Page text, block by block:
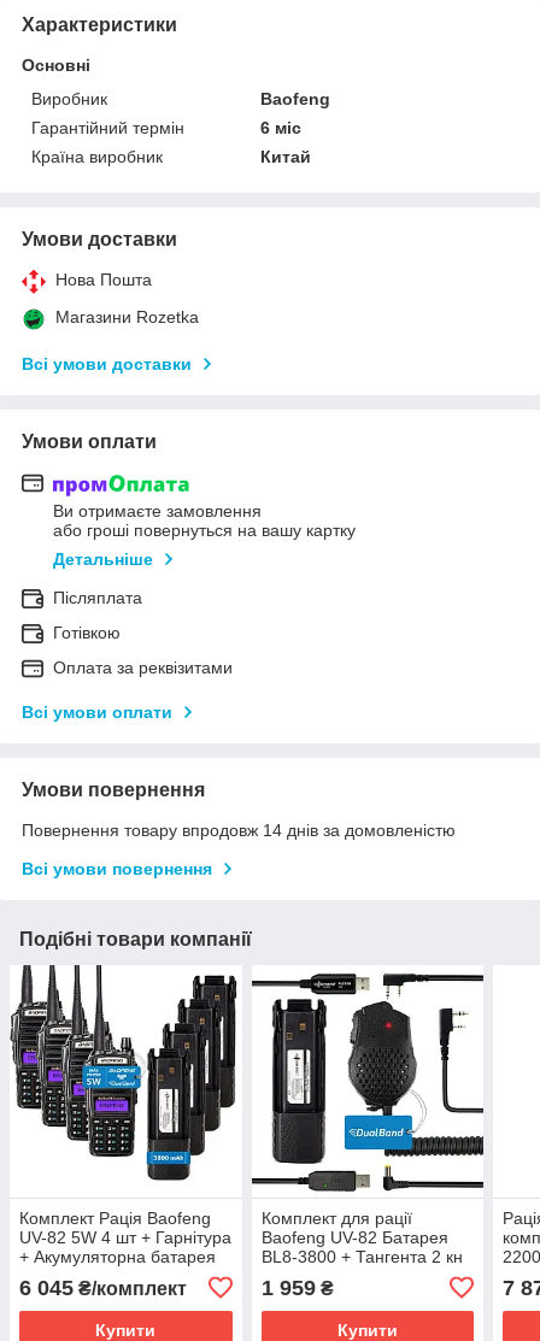
Характеристики
Основні
Виробник
Baofeng
Гарантійний термін
6 міс
Країна виробник
Китай
Умови доставки
Нова Пошта
Магазини Rozetka
Всі умови доставки
Умови оплати
Ви отримаєте замовлення
або гроші повернуться на вашу картку
Детальніше
Післяплата
Готівкою
Оплата за реквізитами
Всі умови оплати
Умови повернення
Повернення товару впродовж 14 днів за домовленістю
Всі умови повернення
Подібні товари компанії
Комплект Рація Baofeng
UV-82 5W 4 шт + Гарнітура
+ Акумуляторна батарея
Baofeng BL-8 3800 мАч 4
шт + Ремінець
6 045 ₴/комплект
Купити
Комплект для рації
Baofeng UV-82 Батарея
BL8-3800 + Тангента 2 кн
+ Кабель для заряджання
+ Програматор + Ремінець
1 959₴
Купити
7